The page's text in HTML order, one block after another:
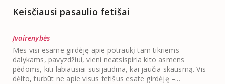
Keisčiausi pasaulio fetišai
Įvairenybės
Mes visi esame girdėję apie potraukį tam tikriems
dalykams, pavyzdžiui, vieni neatsispiria kito asmens
pėdoms, kiti labiausiai susijaudina, kai jaučia skausmą. Vis
dėlto, turbūt ne apie visus fetišus esate girdėję –...